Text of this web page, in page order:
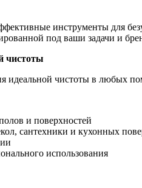
инструменты для
под ваши задачи и
чистоты
идеальной чистоты в любых
и поверхностей
сантехники и кухонных
использования